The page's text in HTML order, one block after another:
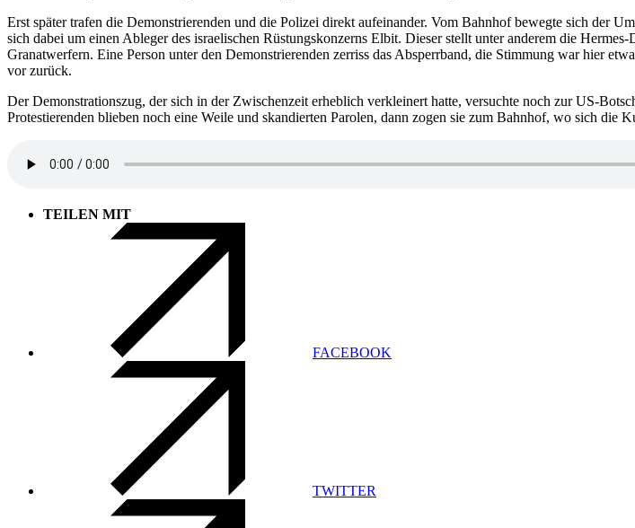
Erst später trafen die Demonstrierenden und die Polizei direkt aufeinander. Vom Bahnhof bewegte sich der
sich dabei um einen Ableger des israelischen Rüstungskonzerns Elbit. Dieser stellt unter anderem die
Granatwerfern. Eine Person unter den Demonstrierenden zerriss das Absperrband, die Stimmung war hier
vor zurück.
Der Demonstrationszug, der sich in der Zwischenzeit erheblich verkleinert hatte, versuchte noch zur US-
Protestierenden blieben noch eine Weile und skandierten Parolen, dann zogen sie zum Bahnhof, wo sich die
TEILEN MIT
FACEBOOK
TWITTER